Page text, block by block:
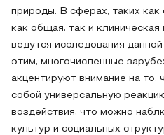
природы. В сферах, таких как
как общая, так и клиническая
ведутся исследования
этим, многочисленные
акцентируют внимание на
собой универсальную
воздействия, что можно
культур и социальных